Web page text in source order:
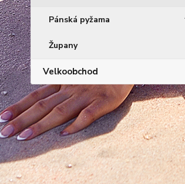
Pánská pyžama
Župany
Velkoobchod